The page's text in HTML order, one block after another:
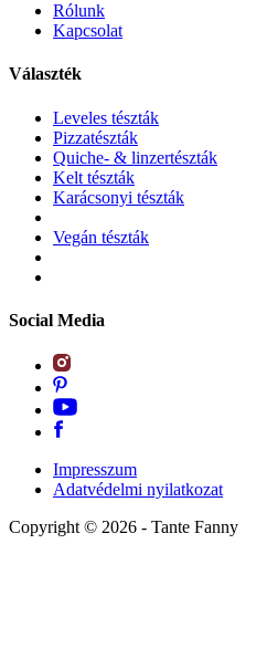
Rólunk
Kapcsolat
Választék
Leveles tészták
Pizzatészták
Quiche- & linzertészták
Kelt tészták
Karácsonyi tészták
Vegán tészták
Social Media
Impresszum
Adatvédelmi nyilatkozat
Copyright © 2026 - Tante Fanny